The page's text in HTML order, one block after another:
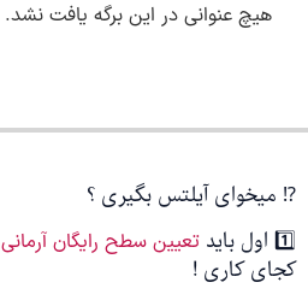
هیچ عنوانی در این برگه یافت نشد.
⁉️ میخوای آیلتس بگیری ؟
1️⃣ اول باید
تعیین سطح رایگان آرمانی
کجای کاری !